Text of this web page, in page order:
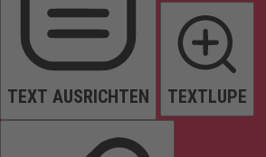
TEXT AUSRICHTEN TEXTLUPE